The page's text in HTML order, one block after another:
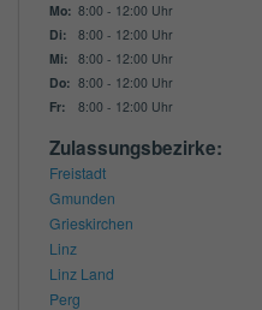
Mo: 8:00 - 12:00 Uhr
Di:
8:00 - 12:00 Uhr
Mi: 8:00 - 12:00 Uhr
Do: 8:00 - 12:00 Uhr
Fr:
8:00 - 12:00 Uhr
Zulassungsbezirke:
Freistadt
Gmunden
Grieskirchen
Linz
Linz Land
Perg